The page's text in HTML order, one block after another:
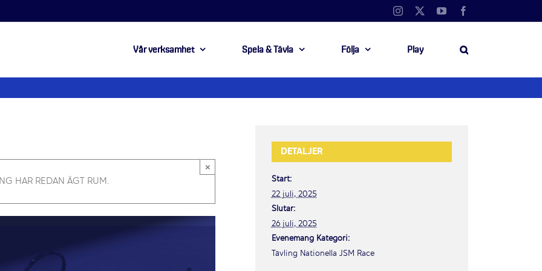
Instagram YouTube
Vår verksamhet Spela & Tävla Följa Play
HAR REDAN ÄGT RUM.
×
DETALJER
Start:
22 juli, 2025
Slutar:
26 juli, 2025
Evenemang Kategori:
Tävling Nationella JSM Race